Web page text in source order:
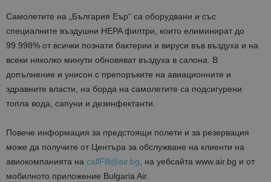
Самолетите на „България Еър“ са оборудвани и със
специалните въздушни HEPA филтри, които елиминират до
99.998% от всички познати бактерии и вируси във въздуха и на
всеки няколко минути обновяват въздуха в салона. В
допълнение и унисон с препоръките на авиационните и
здравните власти, на борда на самолетите са подсигурени
топла вода, сапуни и дезинфектанти.
Повече информация за предстоящи полети и за резервация
може да получите от Центъра за обслужване на клиенти на
авиокомпанията на callFB@air.bg, на уебсайта www.air.bg и от
мобилното приложение Bulgaria Air.